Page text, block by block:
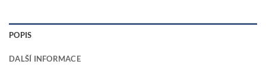
POPIS
DALŠÍ INFORMACE